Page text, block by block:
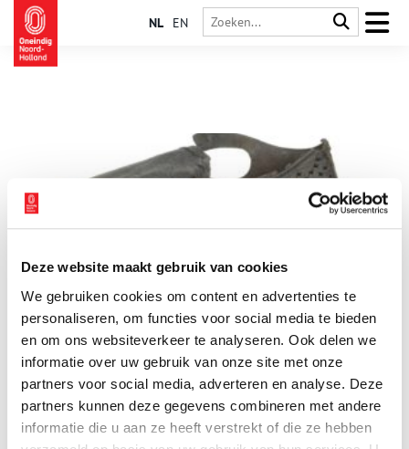
Deze website maakt gebruik van cookies
We gebruiken cookies om content en advertenties te
personaliseren, om functies voor social media te bieden
en om ons websiteverkeer te analyseren. Ook delen we
informatie over uw gebruik van onze site met onze
partners voor social media, adverteren en analyse. Deze
partners kunnen deze gegevens combineren met andere
informatie die u aan ze heeft verstrekt of die ze hebben
NL EN
Elke maand presenteert Huis van Hilde, het
archeologiecentrum van de provincie Noord-Holland, de
vondst van de maand. Daar krijgen deze bijzondere
bodemvondsten een eigen vitrine, op Oneindig Noord-Holland
worden ze met een verhaal in het zonnetje gezet. Deze maand
staan kinderschoenen centraal.